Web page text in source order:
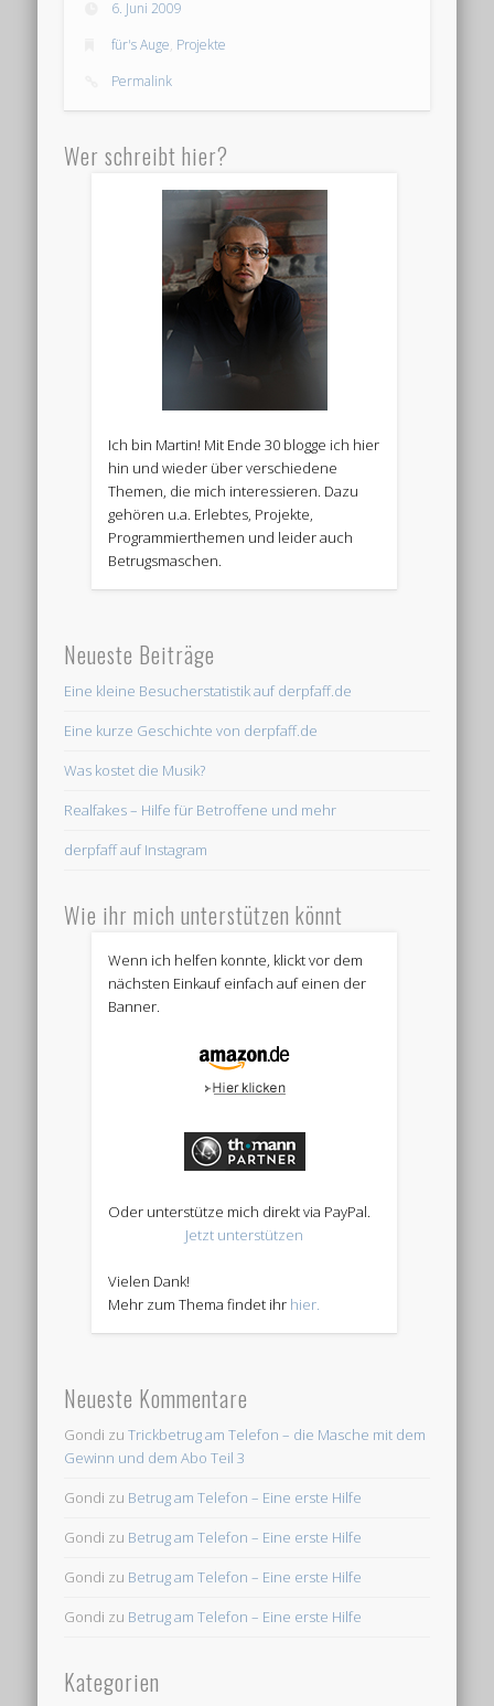
6. Juni 2009
für's Auge, Projekte
Permalink
Wer schreibt hier?
Ich bin Martin! Mit Ende 30 blogge ich hier
hin und wieder über verschiedene
Themen, die mich interessieren. Dazu
gehören u.a. Erlebtes, Projekte,
Programmierthemen und leider auch
Betrugsmaschen.
Neueste Beiträge
Eine kleine Besucherstatistik auf derpfaff.de
Eine kurze Geschichte von derpfaff.de
Was kostet die Musik?
Realfakes – Hilfe für Betroffene und mehr
derpfaff auf Instagram
Wie ihr mich unterstützen könnt
Wenn ich helfen konnte, klickt vor dem
nächsten Einkauf einfach auf einen der
Banner.
Oder unterstütze mich direkt via PayPal.
Jetzt unterstützen
Vielen Dank!
Mehr zum Thema findet ihr hier.
Neueste Kommentare
Gondi zuTrickbetrug am Telefon – die Masche mit dem
Gewinn und dem Abo Teil 3
Gondi zu Betrug am Telefon – Eine erste Hilfe
Gondi zu Betrug am Telefon – Eine erste Hilfe
Gondi zu Betrug am Telefon – Eine erste Hilfe
Gondi zu Betrug am Telefon – Eine erste Hilfe
Kategorien